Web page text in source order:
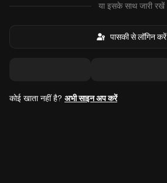
या इसके साथ जारी रखें
पासकी से लॉगिन करें
कोई खाता नहीं है? अभी साइन अप करें